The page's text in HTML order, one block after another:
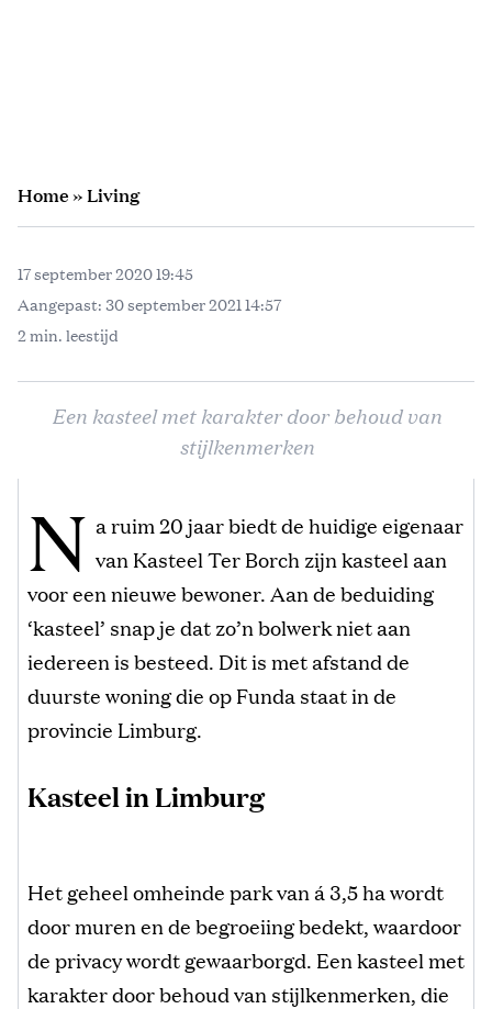
Home»Living
17 september 2020 19:45
Aangepast: 30 september 2021 14:57
2 min. leestijd
Een kasteel met karakter door behoud van
stijlkenmerken
N a ruim 20 jaar biedt de huidige eigenaar
van Kasteel Ter Borch zijn kasteel aan
voor een nieuwe bewoner. Aan de beduiding
‘kasteel’ snap je dat zo’n bolwerk niet aan
iedereen is besteed. Dit is met afstand de
duurste woning die op Funda staat in de
provincie Limburg.
Kasteel in Limburg
Het geheel omheinde park van á 3,5 ha wordt
door muren en de begroeiing bedekt, waardoor
de privacy wordt gewaarborgd. Een kasteel met
karakter door behoud van stijlkenmerken, die